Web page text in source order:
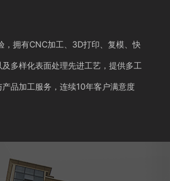
，拥有CNC加工、3D打印、复模、快
多样化表面处理先进工艺，提供多工
品加工服务，连续10年客户满意度